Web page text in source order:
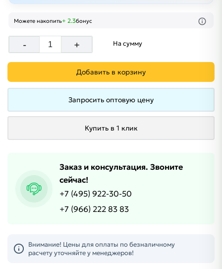
Можете накопить+ 2.3бонус
- + На сумму
Добавить в корзину
Запросить оптовую цену
Купить в 1 клик
Заказ и консультация. Звоните
сейчас!
+7 (495) 922-30-50
+7 (966) 222 83 83
Внимание! Цены для оплаты по безналичному
расчету уточняйте у менеджеров!